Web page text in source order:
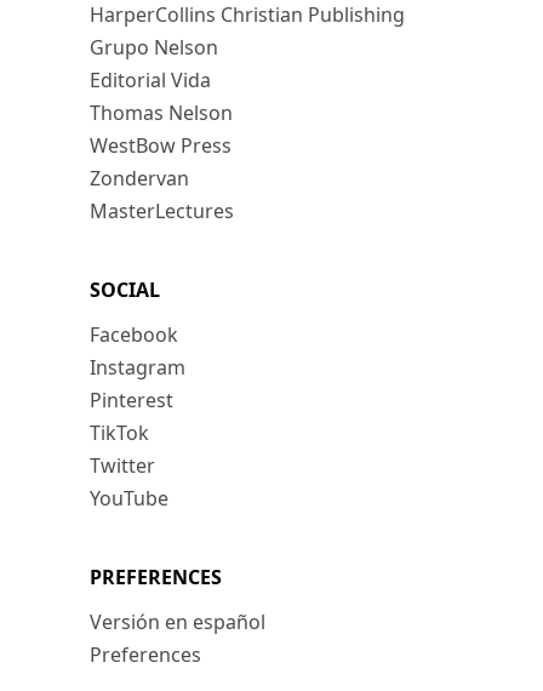
HarperCollins Christian Publishing
Grupo Nelson
Editorial Vida
Thomas Nelson
WestBow Press
Zondervan
MasterLectures
SOCIAL
Facebook
Instagram
Pinterest
TikTok
Twitter
YouTube
PREFERENCES
Versión en español
Preferences